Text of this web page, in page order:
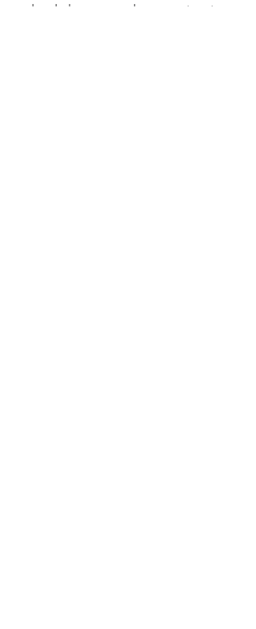
volg als het ware de spanning in